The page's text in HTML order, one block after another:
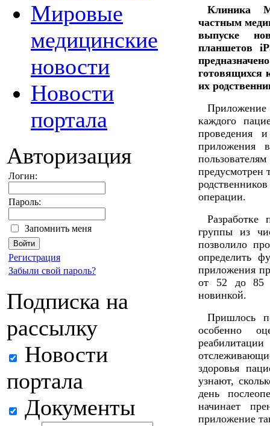
Мировые
медицинские
новости
Новости
портала
Авторизация
Логин:
Пароль:
Запомнить меня
Регистрация
Забыли свой пароль?
Подписка на
рассылку
Новости
портала
Документы
Клиника
частным
выпуске
планшетов
готовящихся
их
каждого
проведения
приложения
предусмотрен
операции.
Разработке
группы из
позволило
определить
приложения
от 52 до 85
новинкой.
Пришлось
особенно
здоровья
узнают,
день
начинает
приложение